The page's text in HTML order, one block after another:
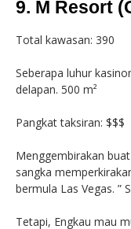
9. M Resort
Total kawasan: 390
Seberapa luhur
delapan. 500 m²
Pangkat taksiran: $$$
Menggembirakan
sangka
bermula Las Vegas. ”
Tetapi, Engkau mau